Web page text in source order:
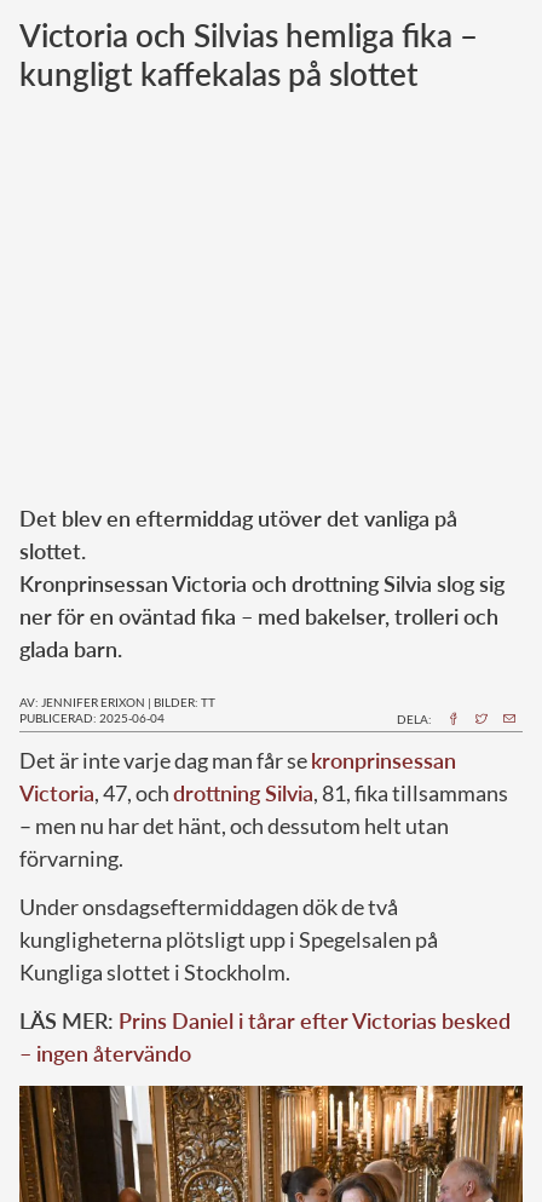
Norska kungahuset
Danska kungahuset
Victoria och Silvias hemliga fika –
kungligt kaffekalas på slottet
Det blev en eftermiddag utöver det vanliga på
slottet.
Kronprinsessan Victoria och drottning Silvia slog sig
ner för en oväntad fika – med bakelser, trolleri och
glada barn.
AV: JENNIFER ERIXON | BILDER: TT
PUBLICERAD: 2025-06-04
DELA:
Det är inte varje dag man får sekronprinsessan
Victoria, 47, ochdrottning Silvia, 81, fika tillsammans
– men nu har det hänt, och dessutom helt utan
förvarning.
Under onsdagseftermiddagen dök de två
kungligheterna plötsligt upp i Spegelsalen på
Kungliga slottet i Stockholm.
LÄS MER: Prins Daniel i tårar efter Victorias besked
– ingen återvändo